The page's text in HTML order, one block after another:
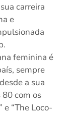
carreira
e
feminina é
sempre
a sua
com os
e “The Loco-